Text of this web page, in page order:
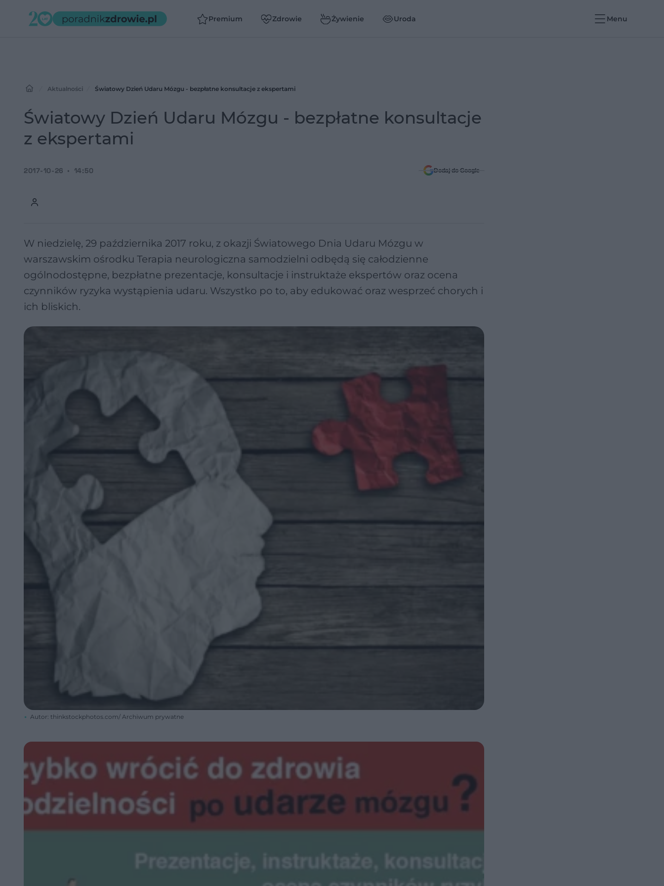
Premium Zdrowie Żywienie Uroda Menu
Aktualności Światowy Dzień Udaru Mózgu - bezpłatne konsultacje z ekspertami
Światowy Dzień Udaru Mózgu - bezpłatne konsultacje
z ekspertami
2017-10-26 14:50 Dodaj do Google
W niedzielę, 29 października 2017 roku, z okazji Światowego Dnia Udaru Mózgu w
warszawskim ośrodku Terapia neurologiczna samodzielni odbędą się całodzienne
ogólnodostępne, bezpłatne prezentacje, konsultacje i instruktaże ekspertów oraz ocena
czynników ryzyka wystąpienia udaru. Wszystko po to, aby edukować oraz wesprzeć chorych i
ich bliskich.
Autor: thinkstockphotos.com/ Archiwum prywatne